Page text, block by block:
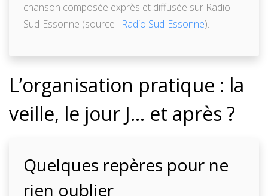
chanson composée exprès et diffusée sur Radio
Sud-Essonne (source : Radio Sud-Essonne).
L’organisation pratique : la
veille, le jour J… et après ?
Quelques repères pour ne
rien oublier